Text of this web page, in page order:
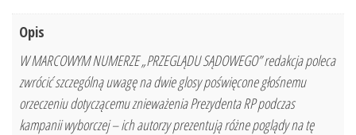
Opis
W MARCOWYM NUMERZE „PRZEGLĄDU SĄDOWEGO” redakcja poleca
zwrócić szczególną uwagę na dwie glosy poświęcone głośnemu
orzeczeniu dotyczącemu znieważenia Prezydenta RP podczas
kampanii wyborczej – ich autorzy prezentują różne poglądy na tę